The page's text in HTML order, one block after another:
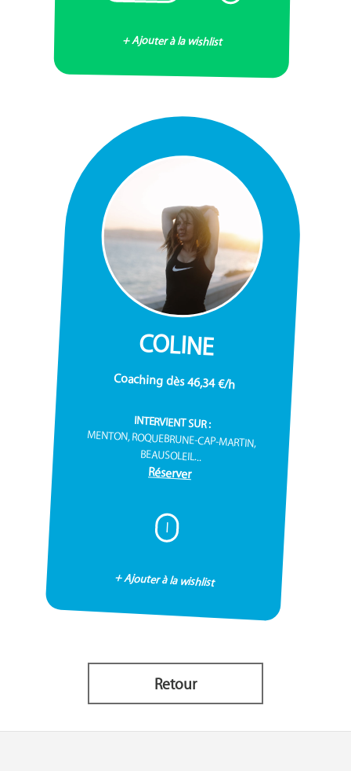
+ Ajouter à la wishlist
COLINE
Coaching dès 46,34 €/h
INTERVIENT SUR :
MENTON, ROQUEBRUNE-CAP-MARTIN,
BEAUSOLEIL...
Réserver
I
+ Ajouter à la wishlist
Retour